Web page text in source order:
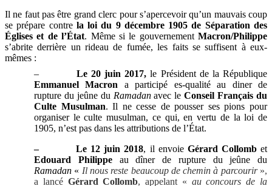
Il ne faut pas être grand clerc pour s’apercevoir qu’un mauvais coup
se prépare contre la loi du 9 décembre 1905 de Séparation des
Églises et de l’État. Même si le gouvernement Macron/Philippe
s’abrite derrière un rideau de fumée, les faits se suffisent à eux-
mêmes :
–
Le 20 juin 2017, le Président de la République
Emmanuel Macron a participé es-qualité au diner de
rupture du jeûne du Ramadanavec leConseil Français du
Culte Musulman. Il ne cesse de pousser ses pions pour
organiser le culte musulman, ce qui, en vertu de la loi de
1905, n’est pas dans les attributions de l’État.
–
Le 12 juin 2018, il envoie Gérard Collombet
Edouard Philippeau dîner de rupture du jeûne du
Ramadan « Il nous reste beaucoup de chemin à parcourir »,
a lancé Gérard Collomb, appelant « au concours de la